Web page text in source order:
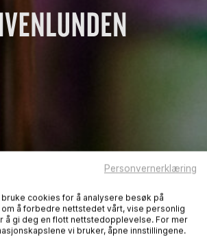
Personvernerklæring
bruke cookies for å analysere besøk på
å forbedre nettstedet vårt, vise personlig
å gi deg en flott nettstedopplevelse. For mer
vi bruker, åpne innstillingene.